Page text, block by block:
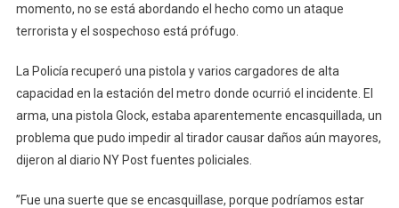
momento, no se está abordando el hecho como un ataque
terrorista y el sospechoso está prófugo.
La Policía recuperó una pistola y varios cargadores de alta
capacidad en la estación del metro donde ocurrió el incidente. El
arma, una pistola Glock, estaba aparentemente encasquillada, un
problema que pudo impedir al tirador causar daños aún mayores,
dijeron al diario NY Post fuentes policiales.
”Fue una suerte que se encasquillase, porque podríamos estar